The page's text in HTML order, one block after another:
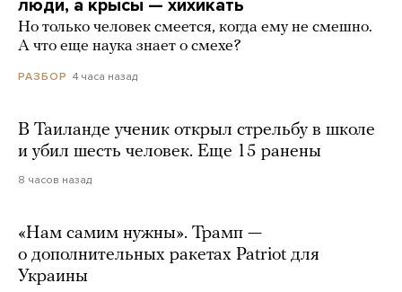
люди, а крысы — хихикать
Но только человек смеется, когда ему не смешно.
А что еще наука знает о смехе?
РАЗБОР 4 часа назад
В Таиланде ученик открыл стрельбу в школе
и убил шесть человек. Еще 15 ранены
8 часов назад
«Нам самим нужны». Трамп —
о дополнительных ракетах Patriot для
Украины